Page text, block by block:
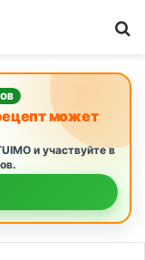
может
и участвуйте в